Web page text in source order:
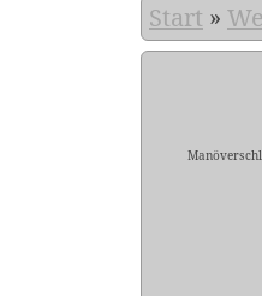
Start »